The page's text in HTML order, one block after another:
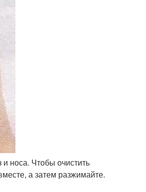
и носа. Чтобы очистить
а затем разжимайте.